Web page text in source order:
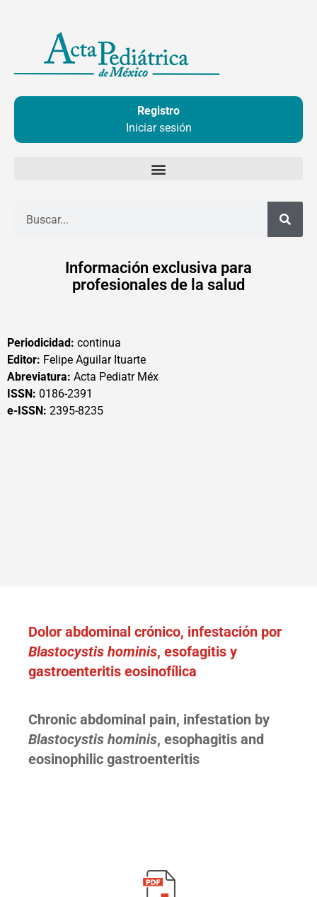
contenido
Registro
Iniciar sesión
Información exclusiva para
profesionales de la salud
Periodicidad: continua
Editor: Felipe Aguilar Ituarte
Abreviatura: Acta Pediatr Méx
ISSN: 0186-2391
e-ISSN: 2395-8235
Dolor abdominal crónico, infestación por
Blastocystis hominis, esofagitis y
gastroenteritis eosinofílica
Chronic abdominal pain, infestation by
Blastocystis hominis, esophagitis and
eosinophilic gastroenteritis